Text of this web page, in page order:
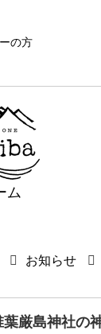
の方
ム
お知らせ
葉厳島神社の